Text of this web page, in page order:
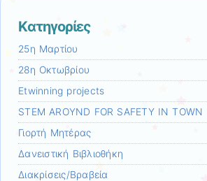
Kατηγορίες
25η Μαρτίου
28η Οκτωβρίου
Etwinning projects
STEM AROYND FOR SAFETY IN TOWN
Γιορτή Μητέρας
Δανειστική Βιβλιοθήκη
Διακρίσεις/Βραβεία